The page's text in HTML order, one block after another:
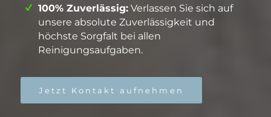
100% Zuverlässig: Verlassen Sie sich auf
unsere absolute Zuverlässigkeit und
höchste Sorgfalt bei allen
Reinigungsaufgaben.
Jetzt Kontakt aufnehmen